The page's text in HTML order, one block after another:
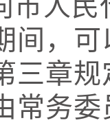
人民
间，
三章
常务